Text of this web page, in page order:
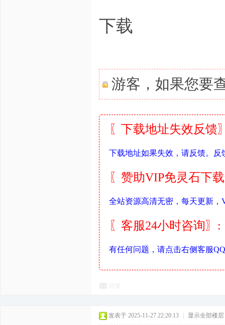
下载
游客，如果您要
〖下载地址失效反馈
下载地址如果失效，请反馈。
〖赞助VIP免灵石下
全站资源高清无密，每天更新
〖客服24小时咨询〗:
有任何问题，请点击右侧客服
发表于 2025-11-27 22:20:13 显示全部楼层